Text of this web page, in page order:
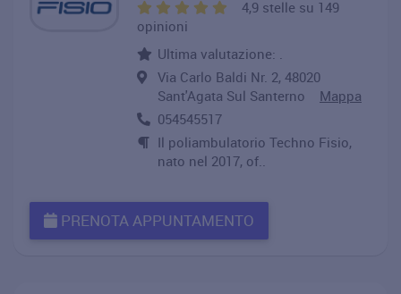
4,9 stelle su 149
opinioni
Ultima valutazione: .
Via Carlo Baldi Nr. 2, 48020
Sant'Agata Sul Santerno Mappa
054545517
Il poliambulatorio Techno Fisio,
nato nel 2017, of..
PRENOTA APPUNTAMENTO